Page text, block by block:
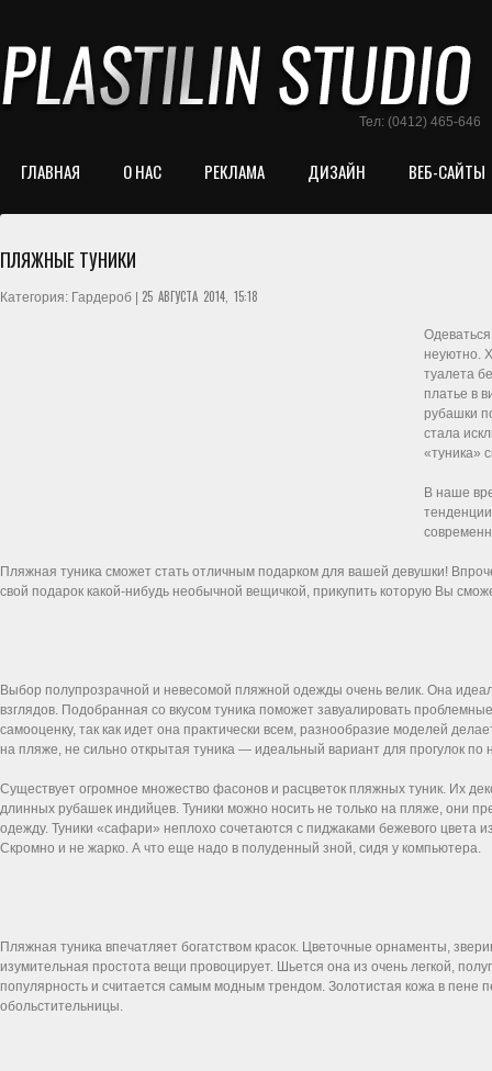
Тел: (0412) 465-646
ГЛАВНАЯ О НАС РЕКЛАМА ДИЗАЙН ВЕБ-САЙТЫ
ПЛЯЖНЫЕ ТУНИКИ
Категория: Гардероб | 25 АВГУСТА 2014, 15:18
неуютно.
туалета
платье в
рубашки
стала
«туника»
В наше
Пляжная туника сможет стать отличным подарком для вашей девушки!
свой подарок какой-нибудь необычной вещичкой, прикупить которую Вы
Выбор полупрозрачной и невесомой пляжной одежды очень велик. Она
взглядов. Подобранная со вкусом туника поможет завуалировать
самооценку, так как идет она практически всем, разнообразие моделей
на пляже, не сильно открытая туника — идеальный вариант для прогулок
Существует огромное множество фасонов и расцветок пляжных туник. Их
длинных рубашек индийцев. Туники можно носить не только на пляже, они
одежду. Туники «сафари» неплохо сочетаются с пиджаками бежевого цвета
Скромно и не жарко. А что еще надо в полуденный зной, сидя у компьютера.
Пляжная туника впечатляет богатством красок. Цветочные орнаменты,
изумительная простота вещи провоцирует. Шьется она из очень легкой,
популярность и считается самым модным трендом. Золотистая кожа в пене
обольстительницы.